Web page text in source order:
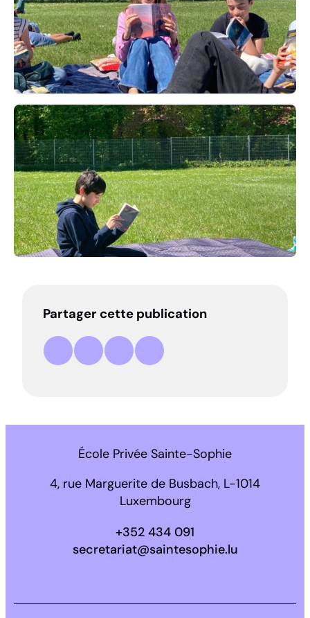
Partager cette publication
Partager sur Facebook
Partager sur LinkedIn
Partager par e-mail
Copier le lien
École Privée Sainte-Sophie
4, rue Marguerite de Busbach, L-1014
Luxembourg
+352 434 091
secretariat@saintesophie.lu